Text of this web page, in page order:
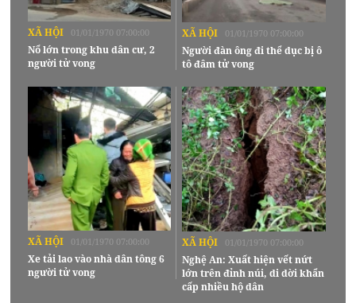
XÃ HỘI 01/01/1970 07:00:00
Nổ lớn trong khu dân cư, 2
người tử vong
XÃ HỘI 01/01/1970 07:00:00
Người đàn ông đi thể dục bị ô
tô đâm tử vong
XÃ HỘI 01/01/1970 07:00:00
Xe tải lao vào nhà dân tông 6
người tử vong
XÃ HỘI 01/01/1970 07:00:00
Nghệ An: Xuất hiện vết nứt
lớn trên đỉnh núi, di dời khẩn
cấp nhiều hộ dân